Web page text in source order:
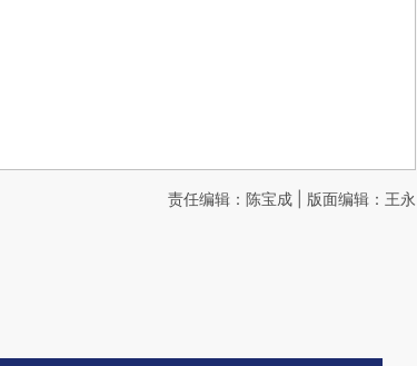
责任编辑：陈宝成 | 版面编辑：王永